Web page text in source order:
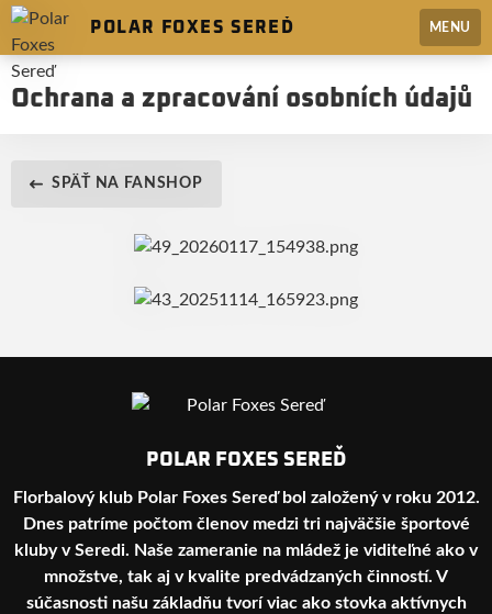
POLAR FOXES SEREĎ MENU
Ochrana a zpracování osobních údajů
SPÄŤ NA FANSHOP
POLAR FOXES SEREĎ
Florbalový klub Polar Foxes Sereď bol založený v roku 2012.
Dnes patríme počtom členov medzi tri najväčšie športové
kluby v Seredi. Naše zameranie na mládež je viditeľné ako v
množstve, tak aj v kvalite predvádzaných činností. V
súčasnosti našu základňu tvorí viac ako stovka aktívnych